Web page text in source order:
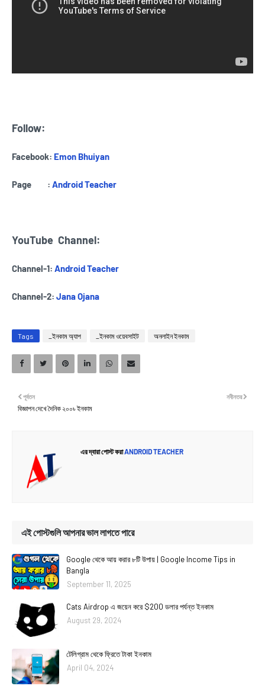
Follow:
Facebook: Emon Bhuiyan
Page : Android Teacher
YouTube Channel:
Channel-1: Android Teacher
Channel-2: Jana Ojana
Tags _ইনকাম অ্যাপ _ইনকাম ওয়েবসাইট অনলাইন ইনকাম
নবীনতর
পূর্বতন
বিজ্ঞাপন দেখে দৈনিক ২০০৳ ইনকাম
এর দ্বারা পোস্ট করাANDROID TEACHER
এই পোস্টগুলি আপনার ভাল লাগতে পারে
Google থেকে আয় করার ৮টি উপায় | Google Income Tips in
Bangla
September 11, 2025
Cats Airdrop এ জয়েন করে $200 ডলার পর্যন্ত ইনকাম
August 29, 2024
টেলিগ্রাম থেকে ফ্রিতে টাকা ইনকাম
April 04, 2024